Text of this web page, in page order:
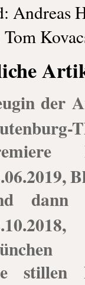
Andreas
der
dann
stillen